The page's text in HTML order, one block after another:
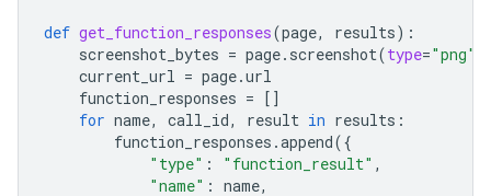
def get_function_responses(page, results):
screenshot_bytes = page. screenshot(type="png"
current_url = page.url
function_responses = []
for name, call_id, result in results :
function_responses .append({
"type" : "function_result" ,
"name" : name,